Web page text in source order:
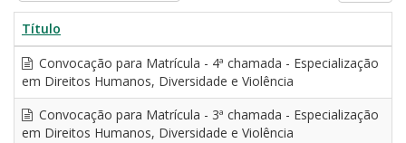
título
Título
Convocação para Matrícula - 4ª chamada - Especialização
em Direitos Humanos, Diversidade e Violência
Convocação para Matrícula - 3ª chamada - Especialização
em Direitos Humanos, Diversidade e Violência